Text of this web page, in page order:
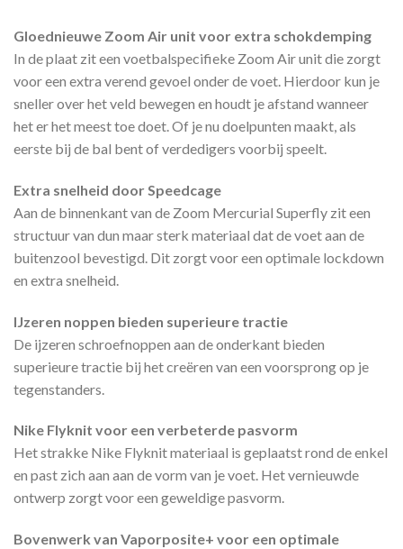
Gloednieuwe Zoom Air unit voor extra schokdemping
In de plaat zit een voetbalspecifieke Zoom Air unit die zorgt
voor een extra verend gevoel onder de voet. Hierdoor kun je
sneller over het veld bewegen en houdt je afstand wanneer
het er het meest toe doet. Of je nu doelpunten maakt, als
eerste bij de bal bent of verdedigers voorbij speelt.
Extra snelheid door Speedcage
Aan de binnenkant van de Zoom Mercurial Superfly zit een
structuur van dun maar sterk materiaal dat de voet aan de
buitenzool bevestigd. Dit zorgt voor een optimale lockdown
en extra snelheid.
IJzeren noppen bieden superieure tractie
De ijzeren schroefnoppen aan de onderkant bieden
superieure tractie bij het creëren van een voorsprong op je
tegenstanders.
Nike Flyknit voor een verbeterde pasvorm
Het strakke Nike Flyknit materiaal is geplaatst rond de enkel
en past zich aan aan de vorm van je voet. Het vernieuwde
ontwerp zorgt voor een geweldige pasvorm.
Bovenwerk van Vaporposite+ voor een optimale